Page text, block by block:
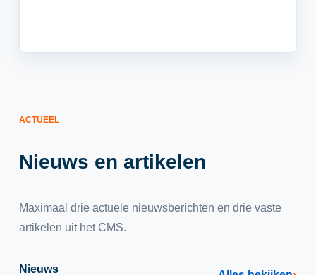
ACTUEEL
Nieuws en artikelen
Maximaal drie actuele nieuwsberichten en drie vaste
artikelen uit het CMS.
Nieuws